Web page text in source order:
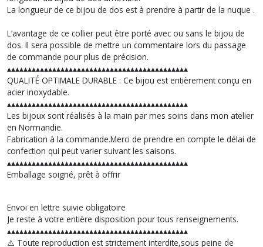
La longueur de ce bijou de dos est à prendre à partir de la nuque .
L’avantage de ce collier peut être porté avec ou sans le bijou de
dos. Il sera possible de mettre un commentaire lors du passage
de commande pour plus de précision.
▴▴▴▴▴▴▴▴▴▴▴▴▴▴▴▴▴▴▴▴▴▴▴▴▴▴▴▴▴▴▴▴▴▴▴▴▴▴▴▴▴▴▴▴
QUALITÉ OPTIMALE DURABLE : Ce bijou est entièrement conçu en
acier inoxydable.
▴▴▴▴▴▴▴▴▴▴▴▴▴▴▴▴▴▴▴▴▴▴▴▴▴▴▴▴▴▴▴▴▴▴▴▴▴▴▴▴▴▴▴▴
Les bijoux sont réalisés à la main par mes soins dans mon atelier
en Normandie.
Fabrication à la commande.Merci de prendre en compte le délai de
confection qui peut varier suivant les saisons.
▴▴▴▴▴▴▴▴▴▴▴▴▴▴▴▴▴▴▴▴▴▴▴▴▴▴▴▴▴▴▴▴▴▴▴▴▴▴▴▴▴▴▴▴
Emballage soigné, prêt à offrir
Envoi en lettre suivie obligatoire
Je reste à votre entière disposition pour tous renseignements.
▴▴▴▴▴▴▴▴▴▴▴▴▴▴▴▴▴▴▴▴▴▴▴▴▴▴▴▴▴▴▴▴▴▴▴▴▴▴▴▴▴▴▴▴
⚠️ Toute reproduction est strictement interdite,sous peine de